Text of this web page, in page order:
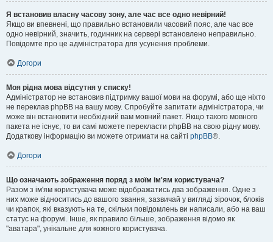
Я встановив власну часову зону, але час все одно невірний!
Якщо ви впевнені, що правильно встановили часовий пояс, але час все
одно невірний, значить, годинник на сервері встановлено неправильно.
Повідомте про це адміністратора для усунення проблеми.
Догори
Моя рідна мова відсутня у списку!
Адміністратор не встановив підтримку вашої мови на форумі, або ще ніхто
не переклав phpBB на вашу мову. Спробуйте запитати адміністратора, чи
може він встановити необхідний вам мовний пакет. Якщо такого мовного
пакета не існує, то ви самі можете перекласти phpBB на свою рідну мову.
Додаткову інформацію ви можете отримати на сайті phpBB®.
Догори
Що означають зображення поряд з моїм ім'ям користувача?
Разом з ім'ям користувача може відображатись два зображення. Одне з
них може відноситись до вашого звання, зазвичай у вигляді зірочок, блоків
чи крапок, які вказують на те, скільки повідомлень ви написали, або на ваш
статус на форумі. Інше, як правило більше, зображення відомо як
"аватара", унікальне для кожного користувача.